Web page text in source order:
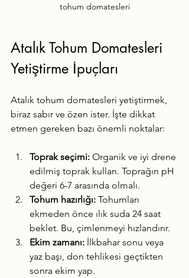
tohum domatesleri
Atalık Tohum Domatesleri
Yetiştirme İpuçları
Atalık tohum domatesleri yetiştirmek,
biraz sabır ve özen ister. İşte dikkat
etmen gereken bazı önemli noktalar:
Toprak seçimi: Organik ve iyi drene
edilmiş toprak kullan. Toprağın pH
değeri 6-7 arasında olmalı.
Tohum hazırlığı: Tohumları
ekmeden önce ılık suda 24 saat
beklet. Bu, çimlenmeyi hızlandırır.
Ekim zamanı: İlkbahar sonu veya
yaz başı, don tehlikesi geçtikten
sonra ekim yap.